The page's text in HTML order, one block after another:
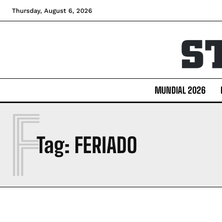
Thursday, August 6, 2026
MUNDIAL 2026
Tag: FERIADO
F